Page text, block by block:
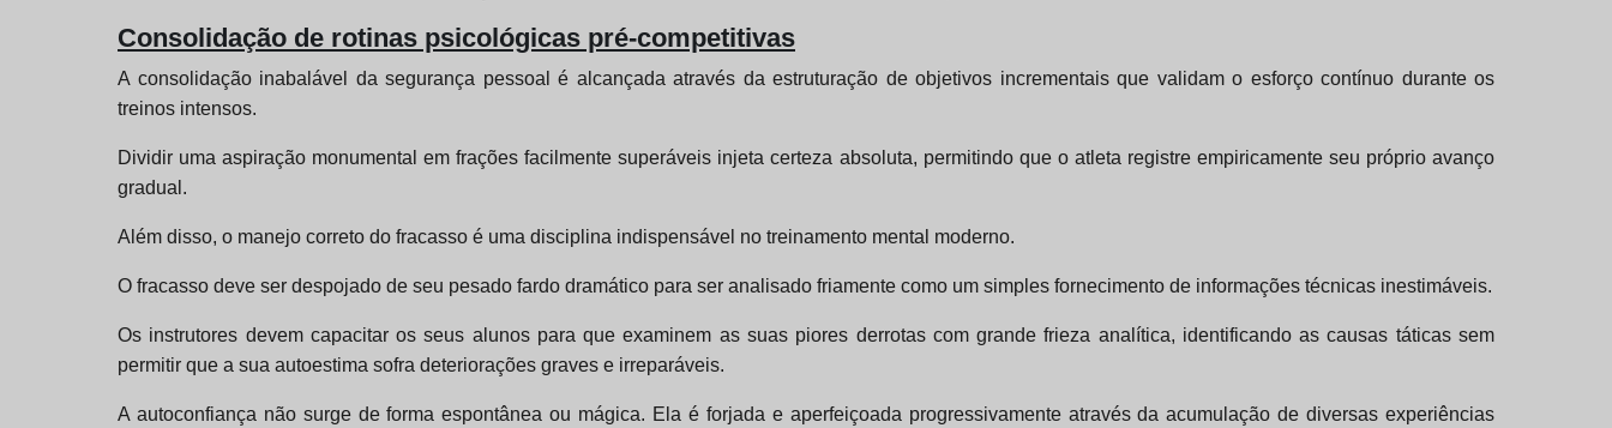
Consolidação de rotinas psicológicas pré-competitivas
A consolidação inabalável da segurança pessoal é alcançada através da estruturação de objetivos incrementais que validam o esforço contínuo durante os
treinos intensos.
Dividir uma aspiração monumental em frações facilmente superáveis injeta certeza absoluta, permitindo que o atleta registre empiricamente seu próprio avanço
gradual.
Além disso, o manejo correto do fracasso é uma disciplina indispensável no treinamento mental moderno.
O fracasso deve ser despojado de seu pesado fardo dramático para ser analisado friamente como um simples fornecimento de informações técnicas inestimáveis.
Os instrutores devem capacitar os seus alunos para que examinem as suas piores derrotas com grande frieza analítica, identificando as causas táticas sem
permitir que a sua autoestima sofra deteriorações graves e irreparáveis.
A autoconfiança não surge de forma espontânea ou mágica. Ela é forjada e aperfeiçoada progressivamente através da acumulação de diversas experiências